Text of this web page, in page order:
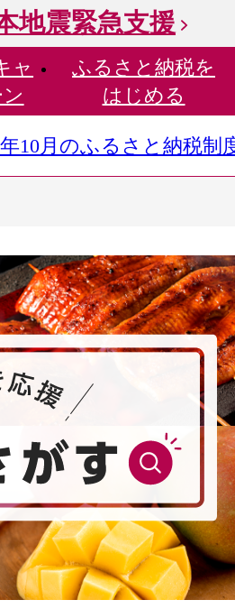
地震緊急支援
ャ
ふるさと納税を
はじめる
年10月のふるさと納税